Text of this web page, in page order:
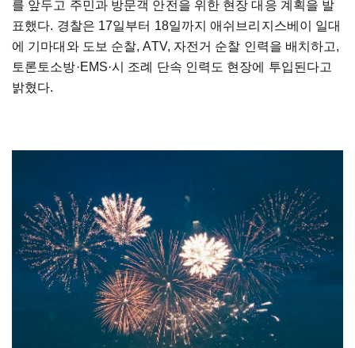
를 앞두고 주민과 방문객 안전을 위한 현장 대응 계획을 발
표했다. 경찰은 17일부터 18일까지 애쉬브리지스베이 일대
에 기마대와 도보 순찰, ATV, 자전거 순찰 인력을 배치하고,
토론토소방·EMS·시 조례 단속 인력도 현장에 투입된다고
밝혔다.